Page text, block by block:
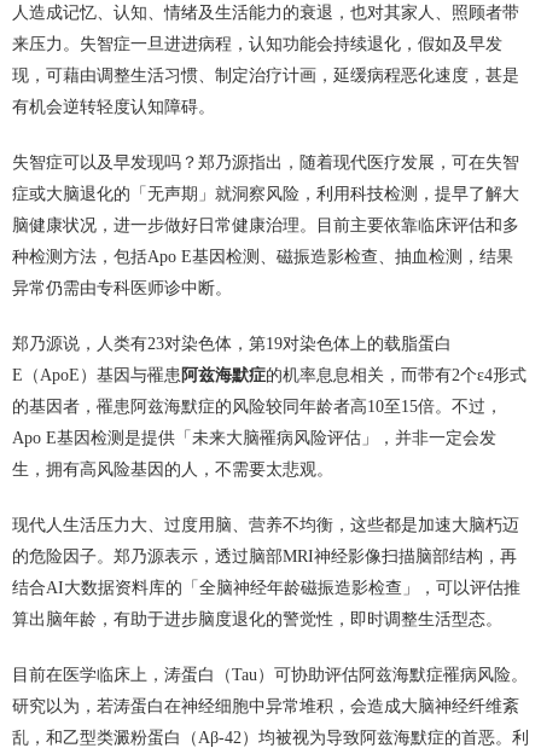
人造成记忆、认知、情绪及生活能力的衰退，也对其家人、照顾者带
来压力。失智症一旦进进病程，认知功能会持续退化，假如及早发
现，可藉由调整生活习惯、制定治疗计画，延缓病程恶化速度，甚是
有机会逆转轻度认知障碍。
失智症可以及早发现吗？郑乃源指出，随着现代医疗发展，可在失智
症或大脑退化的「无声期」就洞察风险，利用科技检测，提早了解大
脑健康状况，进一步做好日常健康治理。目前主要依靠临床评估和多
种检测方法，包括Apo E基因检测、磁振造影检查、抽血检测，结果
异常仍需由专科医师诊中断。
郑乃源说，人类有23对染色体，第19对染色体上的载脂蛋白
E（ApoE）基因与罹患 阿兹海默症的机率息息相关，而带有2个ε4形式
的基因者，罹患阿兹海默症的风险较同年龄者高10至15倍。不过，
Apo E基因检测是提供「未来大脑罹病风险评估」，并非一定会发
生，拥有高风险基因的人，不需要太悲观。
现代人生活压力大、过度用脑、营养不均衡，这些都是加速大脑朽迈
的危险因子。郑乃源表示，透过脑部MRI神经影像扫描脑部结构，再
结合AI大数据资料库的「全脑神经年龄磁振造影检查」，可以评估推
算出脑年龄，有助于进步脑度退化的警觉性，即时调整生活型态。
目前在医学临床上，涛蛋白（Tau）可协助评估阿兹海默症罹病风险。
研究以为，若涛蛋白在神经细胞中异常堆积，会造成大脑神经纤维紊
乱，和乙型类澱粉蛋白（Aβ-42）均被视为导致阿兹海默症的首恶。利